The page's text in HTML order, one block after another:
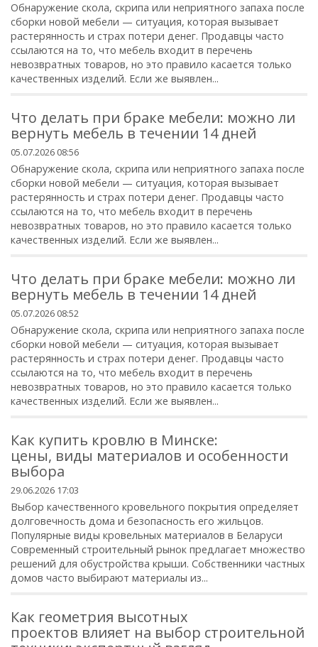
Обнаружение скола, скрипа или неприятного запаха после
сборки новой мебели — ситуация, которая вызывает
растерянность и страх потери денег. Продавцы часто
ссылаются на то, что мебель входит в перечень
невозвратных товаров, но это правило касается только
качественных изделий. Если же выявлен...
Что делать при браке мебели: можно ли
вернуть мебель в течении 14 дней
05.07.2026 08:56
Обнаружение скола, скрипа или неприятного запаха после
сборки новой мебели — ситуация, которая вызывает
растерянность и страх потери денег. Продавцы часто
ссылаются на то, что мебель входит в перечень
невозвратных товаров, но это правило касается только
качественных изделий. Если же выявлен...
Что делать при браке мебели: можно ли
вернуть мебель в течении 14 дней
05.07.2026 08:52
Обнаружение скола, скрипа или неприятного запаха после
сборки новой мебели — ситуация, которая вызывает
растерянность и страх потери денег. Продавцы часто
ссылаются на то, что мебель входит в перечень
невозвратных товаров, но это правило касается только
качественных изделий. Если же выявлен...
Как купить кровлю в Минске:
цены, виды материалов и особенности
выбора
29.06.2026 17:03
Выбор качественного кровельного покрытия определяет
долговечность дома и безопасность его жильцов.
Популярные виды кровельных материалов в Беларуси
Современный строительный рынок предлагает множество
решений для обустройства крыши. Собственники частных
домов часто выбирают материалы из...
Как геометрия высотных
проектов влияет на выбор строительной